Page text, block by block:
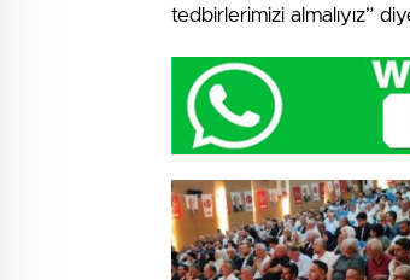
tedbirlerimizi almalıyız”